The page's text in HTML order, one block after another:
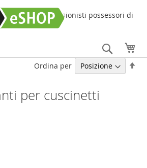
ai professionisti possessori di
Search
per cuscinetti
Ordina per